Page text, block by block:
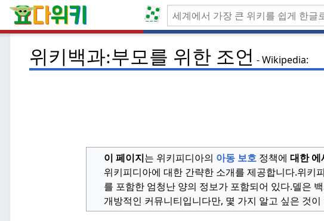
위키백과:부모를 위한 조언 Wikipedia:
이 페이지는 위키피디아의 아동 보호 정책에대한 에
위키피디아에 대한 간략한 소개를 제공합니다.위키
를 포함한 엄청난 양의 정보가 포함되어 있다.델은
개방적인 커뮤니티입니다만, 몇 가지 알고 싶은 것이